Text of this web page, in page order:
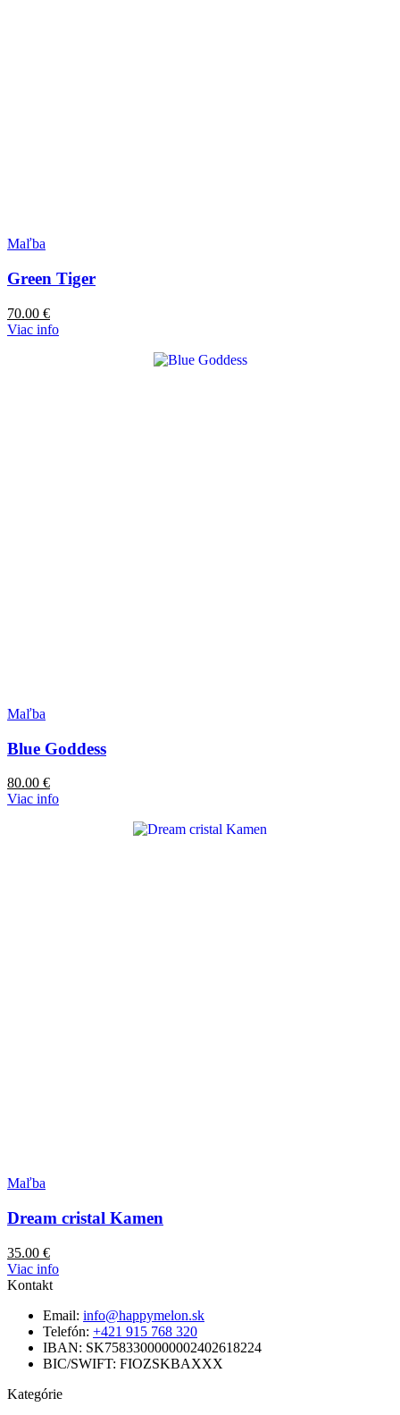
Maľba
Green Tiger
70.00 €
Viac info
Maľba
Blue Goddess
80.00 €
Viac info
Maľba
Dream cristal Kamen
35.00 €
Viac info
Kontakt
Email: info@happymelon.sk
Telefón: +421 915 768 320
IBAN: SK7583300000002402618224
BIC/SWIFT: FIOZSKBAXXX
Kategórie